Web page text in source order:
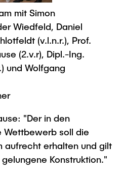
to Face Climate
Support
in Education
and Technology
mit Simon
Wiedfeld, Daniel
(v.l.n.r.), Prof.
(2.v.r), Dipl.-Ing.
und Wolfgang
"Der in den
Wettbewerb soll die
aufrecht erhalten und gilt
Konstruktion."